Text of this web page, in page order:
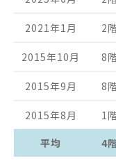
2021年1月 2
2015年10月 8
2015年9月 8
2015年8月 1
平均
4